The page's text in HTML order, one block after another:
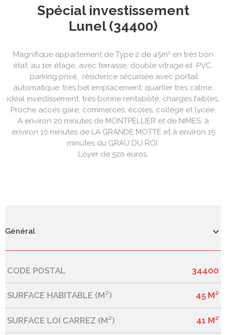
Spécial investissement
Lunel (34400)
Magnifique appartement de Type 2 de 45m² en très bon
état, au 1er étage, avec terrasse, double vitrage et PVC,
parking privé, résidence sécurisée avec portail
automatique, très bel emplacement, quartier très calme,
idéal investissement, très bonne rentabilité, charges faibles,
Proche accés gare, commerces, écoles, collège et lycée.
A environ 20 minutes de MONTPELLIER et de NIMES, à
environ 10 minutes de LA GRANDE MOTTE et à environ 15
minutes du GRAU DU ROI.
Loyer de 520 euros.
Général
Caractérisque Valeurs
CODE POSTAL 34400
SURFACE HABITABLE (M²) 45 M²
SURFACE LOI CARREZ (M²) 41 M²